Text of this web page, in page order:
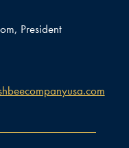
President